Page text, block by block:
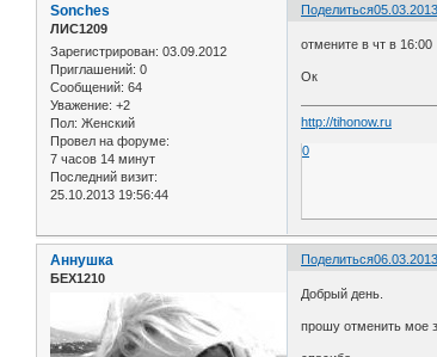
Поделиться
Sonches
ЛИС1209
Зарегистрирован: 03.09.2012
Приглашений: 0
Сообщений: 64
Уважение: +2
Пол: Женский
Провел на форуме:
7 часов 14 минут
Последний визит:
25.10.2013 19:56:44
отмените в чт в 16:00
Ок
http://tihonow.ru
0
Поделиться
Аннушка
БЕХ1210
Добрый день.
прошу отменить мое